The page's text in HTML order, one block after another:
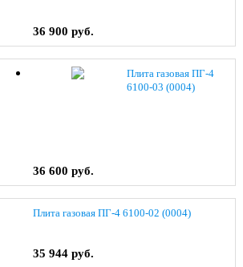
36 900 руб.
Плита газовая ПГ-4
6100-03 (0004)
36 600 руб.
Плита газовая ПГ-4 6100-02 (0004)
35 944 руб.